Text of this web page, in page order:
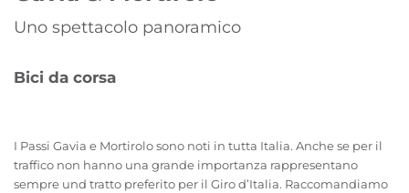
Uno spettacolo panoramico
Bici da corsa
I Passi Gavia e Mortirolo sono noti in tutta Italia. Anche se per il
traffico non hanno una grande importanza rappresentano
sempre und tratto preferito per il Giro d’Italia. Raccomandiamo